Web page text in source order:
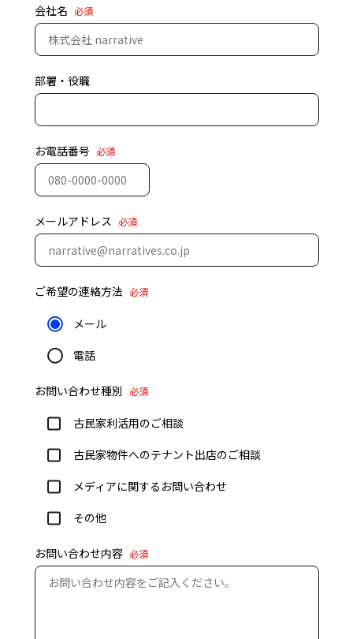
会社名 必須
部署・役職
お電話番号 必須
メールアドレス 必須
ご希望の連絡方法 必須
メール
電話
お問い合わせ種別 必須
古民家利活用のご相談
古民家物件へのテナント出店のご相談
メディアに関するお問い合わせ
その他
お問い合わせ内容 必須